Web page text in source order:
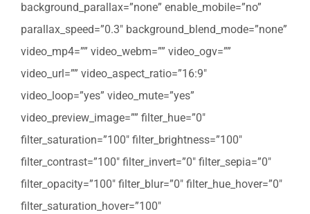
background_parallax=”none” enable_mobile=”no”
parallax_speed=”0.3″ background_blend_mode=”none”
video_mp4=”” video_webm=”” video_ogv=””
video_url=”” video_aspect_ratio=”16:9″
video_loop=”yes” video_mute=”yes”
video_preview_image=”” filter_hue=”0″
filter_saturation=”100″ filter_brightness=”100″
filter_contrast=”100″ filter_invert=”0″ filter_sepia=”0″
filter_opacity=”100″ filter_blur=”0″ filter_hue_hover=”0″
filter_saturation_hover=”100″